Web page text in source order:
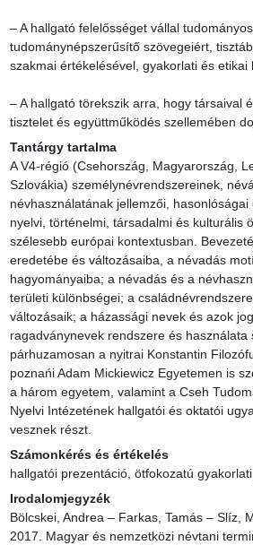
– A hallgató felelősséget vállal
tudománynépszerűsítő szövegeiért,
szakmai értékelésével, gyakorlati és etikai
– A hallgató törekszik arra, hogy társaival
tisztelet és együttműködés szellemében
Tantárgy tartalma
A V4-régió (Csehország, Magyarország,
Szlovákia) személynévrendszereinek,
névhasználatának jellemzői,
nyelvi, történelmi, társadalmi és kulturális
szélesebb európai kontextusban.
eredetébe és változásaiba, a névadás
hagyományaiba; a névadás és a
területi különbségei; a
változásaik; a házassági nevek és azok
ragadványnevek rendszere és használata
párhuzamosan a nyitrai Konstantin
poznańi Adam Mickiewicz Egyetemen is
a három egyetem, valamint a Cseh
Nyelvi Intézetének hallgatói és oktatói
vesznek részt.
Számonkérés és értékelés
hallgatói prezentáció, ötfokozatú
Irodalomjegyzék
Bölcskei, Andrea – Farkas, Tamás – Slíz,
2017. Magyar és nemzetközi névtani